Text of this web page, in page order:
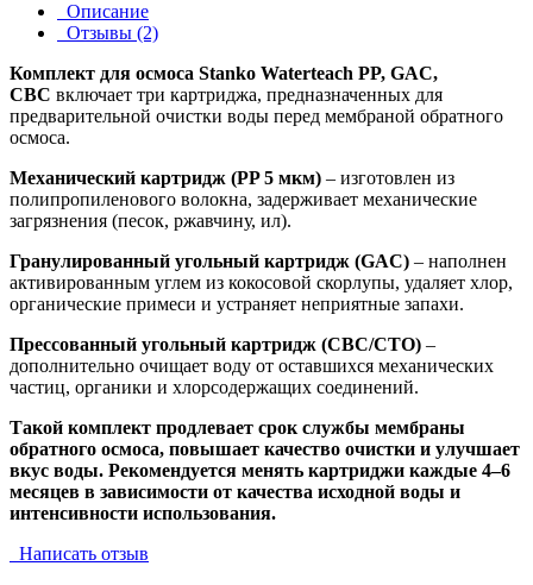
Описание
Отзывы (2)
Комплект для осмоса Stanko Waterteach PP, GAC,
CBC включает три картриджа, предназначенных для
предварительной очистки воды перед мембраной обратного
осмоса.
Механический картридж (PP 5 мкм) – изготовлен из
полипропиленового волокна, задерживает механические
загрязнения (песок, ржавчину, ил).
Гранулированный угольный картридж (GAC) – наполнен
активированным углем из кокосовой скорлупы, удаляет хлор,
органические примеси и устраняет неприятные запахи.
Прессованный угольный картридж (CBC/CTO) –
дополнительно очищает воду от оставшихся механических
частиц, органики и хлорсодержащих соединений.
Такой комплект продлевает срок службы мембраны
обратного осмоса, повышает качество очистки и улучшает
вкус воды. Рекомендуется менять картриджи каждые 4–6
месяцев в зависимости от качества исходной воды и
интенсивности использования.
Написать отзыв